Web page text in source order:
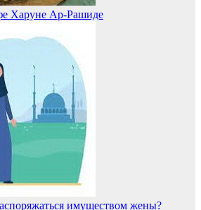
Харуне Ар-Рашиде
имуществом жены?